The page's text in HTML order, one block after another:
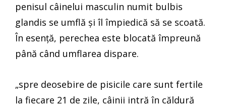
penisul câinelui masculin numit bulbis
glandis se umflă și îl împiedică să se scoată.
În esență, perechea este blocată împreună
până când umflarea dispare.
„spre deosebire de pisicile care sunt fertile
la fiecare 21 de zile, câinii intră în căldură